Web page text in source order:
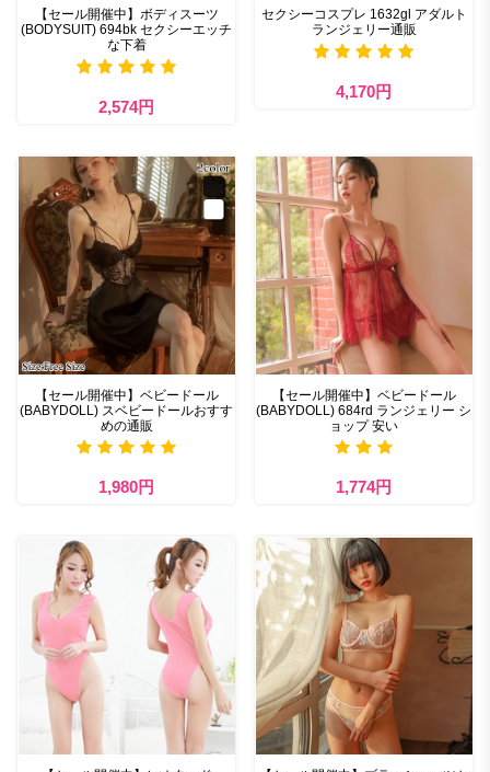
【セール開催中】ボディスーツ
(BODYSUIT) 694bk セクシーエッチ
な下着
2,574円
セクシーコスプレ 1632gl アダルト
ランジェリー通販
4,170円
【セール開催中】ベビードール
(BABYDOLL) スベビードールおすす
めの通販
1,980円
【セール開催中】ベビードール
(BABYDOLL) 684rd ランジェリー シ
ョップ 安い
1,774円